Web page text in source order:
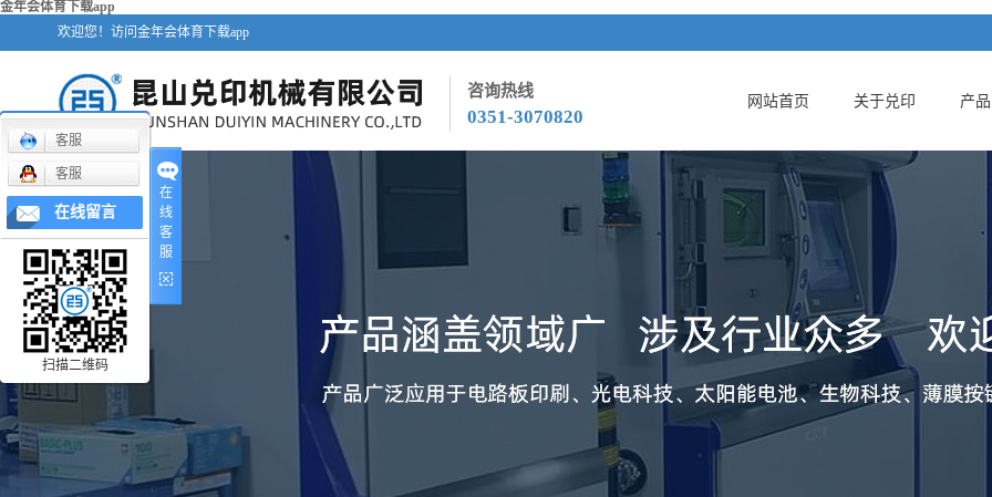
金年会体育下载app
欢迎您！访问金年会体育下载app
咨询热线
0351-3070820
网站首页 关于兑印 产
在
线
客
服
客服
客服
在线留言
扫描二维码